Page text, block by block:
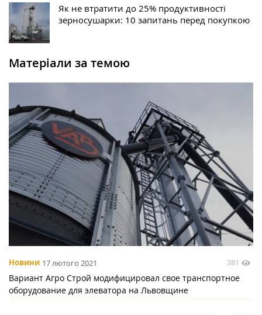
Як не втратити до 25% продуктивності
зерносушарки: 10 запитань перед покупкою
Матеріали за темою
Новини 17 лютого 2021 381
Вариант Агро Строй модифицировал свое транспортное
оборудование для элеватора на Львовщине